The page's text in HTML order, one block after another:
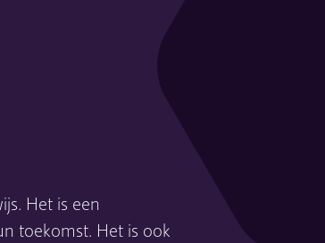
Het is een
toekomst. Het is ook